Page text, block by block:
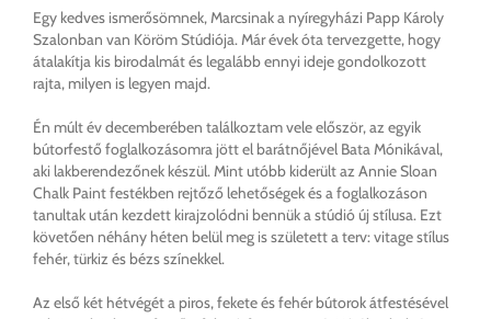
Egy kedves ismerősömnek, Marcsinak a nyíregyházi Papp Károly
Szalonban van Köröm Stúdiója. Már évek óta tervezgette, hogy
átalakítja kis birodalmát és legalább ennyi ideje gondolkozott
rajta, milyen is legyen majd.
Én múlt év decemberében találkoztam vele először, az egyik
bútorfestő foglalkozásomra jött el barátnőjével Bata Mónikával,
aki lakberendezőnek készül. Mint utóbb kiderült az Annie Sloan
Chalk Paint festékben rejtőző lehetőségek és a foglalkozáson
tanultak után kezdett kirajzolódni bennük a stúdió új stílusa. Ezt
követően néhány héten belül meg is született a terv: vitage stílus
fehér, türkiz és bézs színekkel.
Az első két hétvégét a piros, fekete és fehér bútorok átfestésével